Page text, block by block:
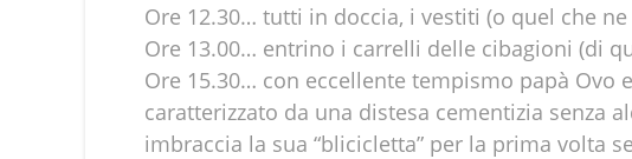
Ore 12.30… tutti in doccia, i vestiti (o quel che
Ore 13.00… entrino i carrelli delle cibagioni (di
Ore 15.30… con eccellente tempismo papà
caratterizzato da una distesa cementizia senza
imbraccia la sua “blicicletta” per la prima volta